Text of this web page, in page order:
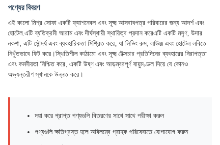
পণ্যের বিবরণ
এই কালো মিশ্র সোফা একটি ফ্যাশনেবল এবং সূক্ষ্ম আসবাবপত্র পরিবারের জন্য আদর্শ এবং
হোটেল.এটি ব্যতিক্রমী আরাম এবং দীর্ঘস্থায়ী স্থায়িত্ব প্রদান করেএটি একটি মসৃণ, উদার
নকশা, এটি সৌন্দর্য এবং ব্যবহারিকতা মিশ্রিত করে, যা লিভিং রুম, লাউঞ্জ এবং হোটেল লবিতে
নিখুঁতভাবে ফিট করে।স্থিতিশীল কাঠামো এবং সূক্ষ্ম টেক্সচার প্রতিদিনের ব্যবহারের নিরাপত্তা
এবং কমনীয়তা নিশ্চিত করে, একটি উষ্ণ এবং আড়ম্বরপূর্ণ বায়ুমণ্ডল দিয়ে যে কোনও
অভ্যন্তরীণ স্থানকে উন্নত করে।
দয়া করে প্রাপ্ত পণ্যগুলি বিতরণের সাথে সাথে পরীক্ষা করুন
পণ্যগুলি ক্ষতিগ্রস্ত হলে অবিলম্বে গ্রাহক পরিষেবাতে যোগাযোগ করুন